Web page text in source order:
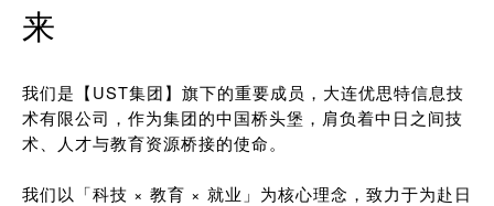
来
我们是【UST集团】旗下的重要成员，大连优思特信息技
术有限公司，作为集团的中国桥头堡，肩负着中日之间技
术、人才与教育资源桥接的使命。
我们以「科技 × 教育 × 就业」为核心理念，致力于为赴日